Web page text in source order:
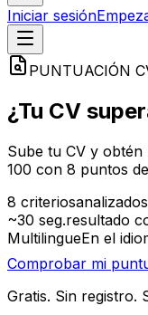
Iniciar sesión
PUNTUACIÓN
¿Tu CV
Sube tu CV y
100 con 8 puntos
8 criterios
~30 seg.resultado
MultilingueEn el
Comprobar mi
Gratis. Sin registro.